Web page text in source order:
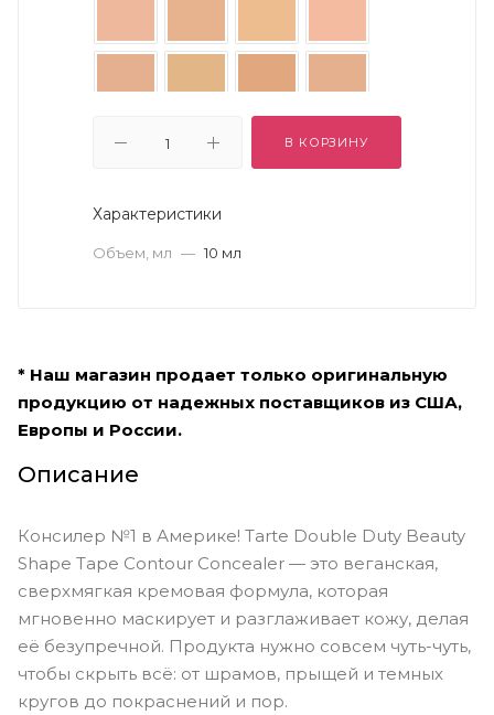
В КОРЗИНУ
Характеристики
Объем, мл — 10 мл
* Наш магазин продает только оригинальную
продукцию от надежных поставщиков из США,
Европы и России.
Описание
Консилер №1 в Америке! Tarte Double Duty Beauty
Shape Tape Contour Concealer — это веганская,
сверхмягкая кремовая формула, которая
мгновенно маскирует и разглаживает кожу, делая
её безупречной. Продукта нужно совсем чуть-чуть,
чтобы скрыть всё: от шрамов, прыщей и темных
кругов до покраснений и пор.